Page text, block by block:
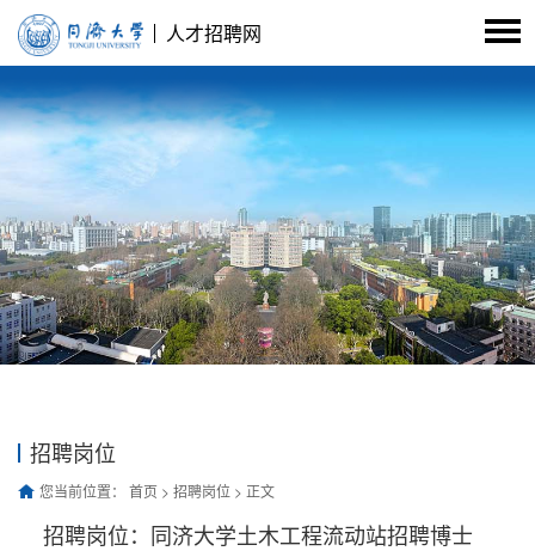
人才招聘网
招聘岗位
您当前位置： 首页 > 招聘岗位 > 正文
招聘岗位：同济大学土木工程流动站招聘博士